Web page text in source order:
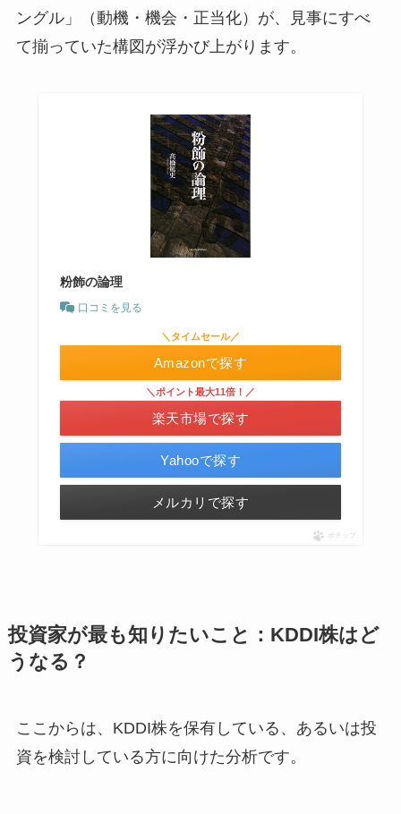
ングル」（動機・機会・正当化）が、見事にすべ
て揃っていた構図が浮かび上がります。
粉飾の論理
口コミを見る
＼タイムセール／
Amazonで探す
＼ポイント最大11倍！／
楽天市場で探す
Yahooで探す
メルカリで探す
ポチップ
投資家が最も知りたいこと：KDDI株はど
うなる？
ここからは、KDDI株を保有している、あるいは投
資を検討している方に向けた分析です。